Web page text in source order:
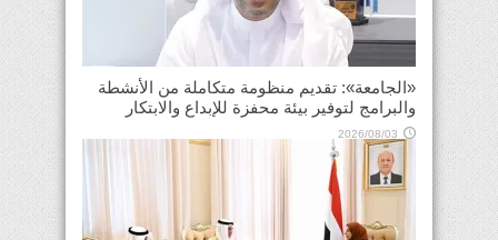
«الجامعة»: تقديم منظومة متكاملة من الأنشطة
والبرامج لتوفير بيئة محفزة للإبداع والابتكار
2026/08/03